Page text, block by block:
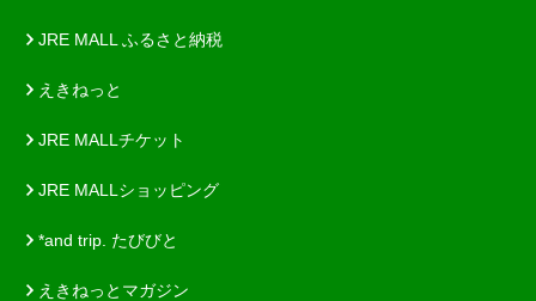
JRE MALL ふるさと納税
えきねっと
JRE MALLチケット
JRE MALLショッピング
*and trip. たびびと
えきねっとマガジン